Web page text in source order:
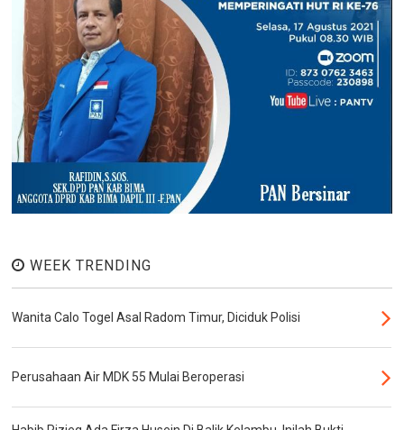
WEEK TRENDING
Wanita Calo Togel Asal Radom Timur, Diciduk Polisi
Perusahaan Air MDK 55 Mulai Beroperasi